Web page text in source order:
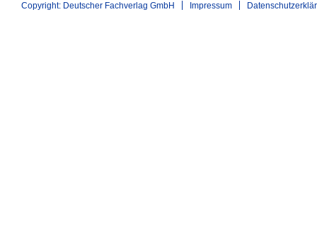
Copyright: Deutscher Fachverlag GmbH Impressum